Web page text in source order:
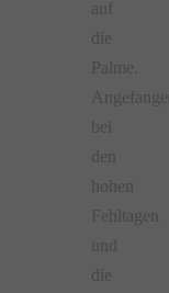
auf
die
Palme.
Angefangen
bei
den
hohen
Fehltagen
und
die